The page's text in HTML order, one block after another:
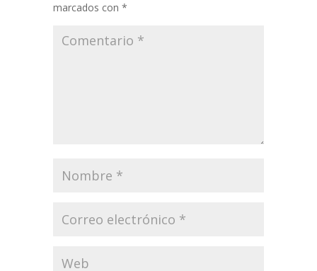
marcados con *